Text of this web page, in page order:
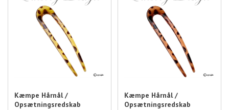
Kæmpe Hårnål /
Opsætningsredskab
Kæmpe Hårnål /
Opsætningsredskab